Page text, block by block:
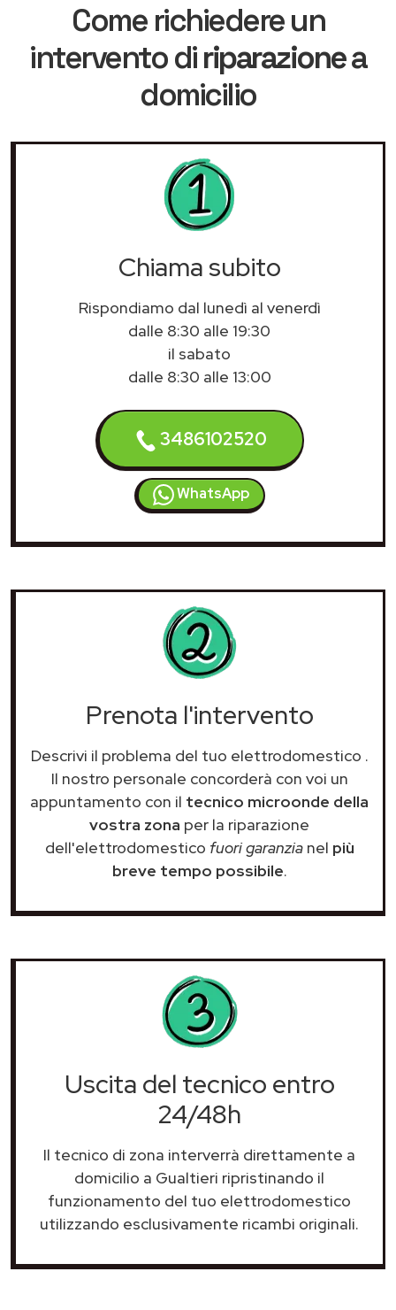
Come richiedere un
intervento diriparazionea
domicilio
Chiama subito
Rispondiamo dal lunedì al venerdì
dalle 8:30 alle 19:30
il sabato
dalle 8:30 alle 13:00
3486102520
WhatsApp
Prenota l'intervento
Descrivi il problema del tuo elettrodomestico .
Il nostro personale concorderà con voi un
appuntamento con il tecnico microonde della
vostra zona per la riparazione
dell'elettrodomestico fuori garanzianel più
breve tempo possibile.
Uscita del tecnico entro
24/48h
Il tecnico di zona interverrà direttamente a
domicilio a Gualtieri ripristinando il
funzionamento del tuo elettrodomestico
utilizzando esclusivamente ricambi originali.